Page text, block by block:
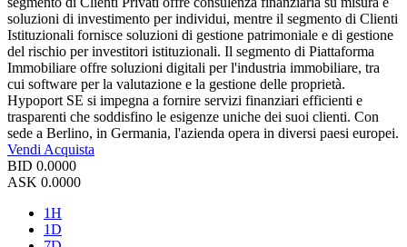
soluzioni di investimento per individui, mentre il segmento di Clienti
Istituzionali fornisce soluzioni di gestione patrimoniale e di gestione
del rischio per investitori istituzionali. Il segmento di Piattaforma
Immobiliare offre soluzioni digitali per l'industria immobiliare, tra
cui software per la valutazione e la gestione delle proprietà.
Hypoport SE si impegna a fornire servizi finanziari efficienti e
trasparenti che soddisfino le esigenze uniche dei suoi clienti. Con
sede a Berlino, in Germania, l'azienda opera in diversi paesi europei.
Vendi Acquista
BID 0.0000
ASK 0.0000
1H
1D